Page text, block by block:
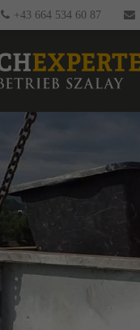
+43 664 534 60 87